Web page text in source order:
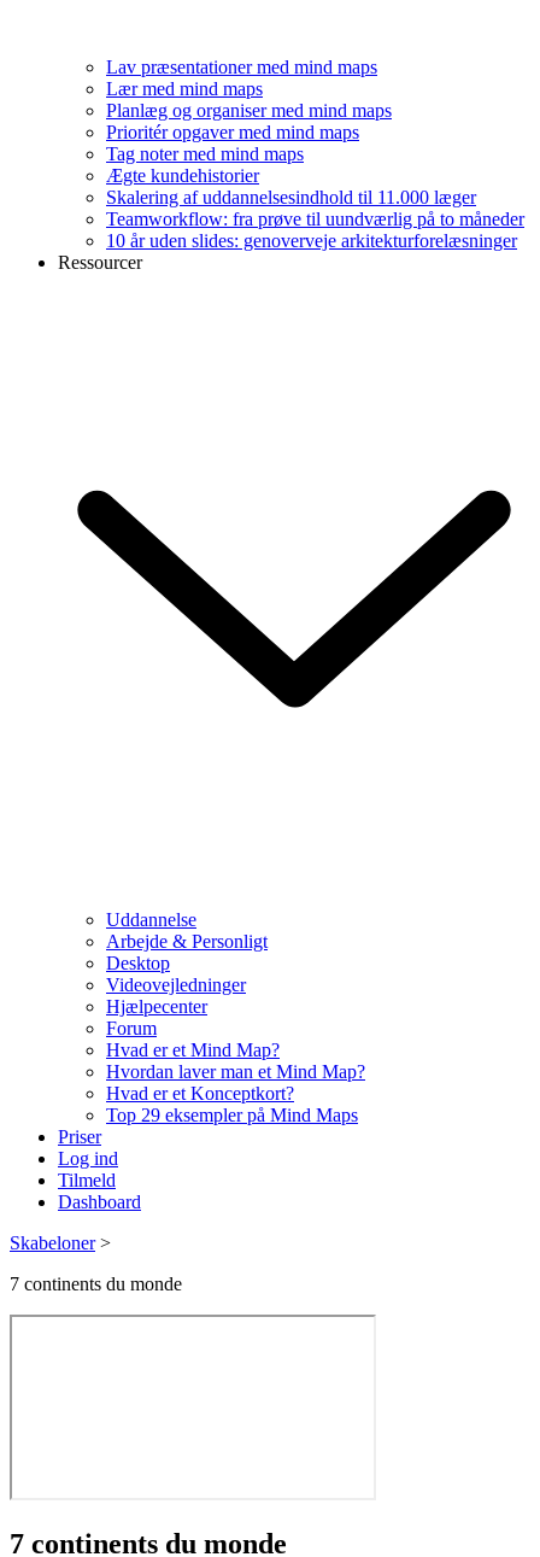
Lav præsentationer med mind maps
Lær med mind maps
Planlæg og organiser med mind maps
Prioritér opgaver med mind maps
Tag noter med mind maps
Ægte kundehistorier
Skalering af uddannelsesindhold til 11.000 læger
Teamworkflow: fra prøve til uundværlig på to måneder
10 år uden slides: genoverveje arkitekturforelæsninger
Ressourcer
Uddannelse
Arbejde & Personligt
Desktop
Videovejledninger
Hjælpecenter
Forum
Hvad er et Mind Map?
Hvordan laver man et Mind Map?
Hvad er et Konceptkort?
Top 29 eksempler på Mind Maps
Priser
Log ind
Tilmeld
Dashboard
Skabeloner >
7 continents du monde
7 continents du monde